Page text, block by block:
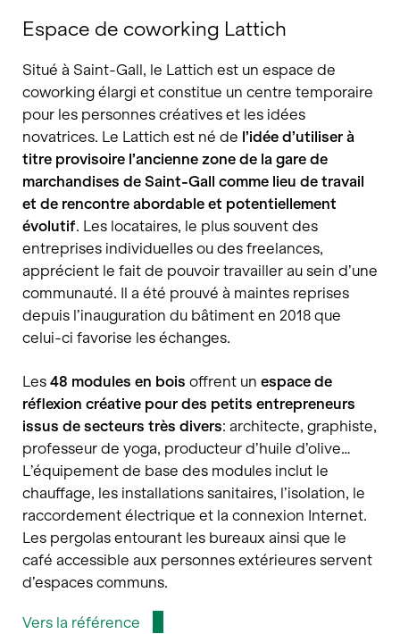
Espace de coworking Lattich
Situé à Saint-Gall, le Lattich est un espace de
coworking élargi et constitue un centre temporaire
pour les personnes créatives et les idées
novatrices. Le Lattich est né de l’idée d’utiliser à
titre provisoire l’ancienne zone de la gare de
marchandises de Saint-Gall comme lieu de travail
et de rencontre abordable et potentiellement
évolutif. Les locataires, le plus souvent des
entreprises individuelles ou des freelances,
apprécient le fait de pouvoir travailler au sein d’une
communauté. Il a été prouvé à maintes reprises
depuis l’inauguration du bâtiment en 2018 que
celui-ci favorise les échanges.
Les 48 modules en bois offrent un espace de
réflexion créative pour des petits entrepreneurs
issus de secteurs très divers: architecte, graphiste,
professeur de yoga, producteur d’huile d’olive…
L’équipement de base des modules inclut le
chauffage, les installations sanitaires, l’isolation, le
raccordement électrique et la connexion Internet.
Les pergolas entourant les bureaux ainsi que le
café accessible aux personnes extérieures servent
d’espaces communs.
Vers la référence